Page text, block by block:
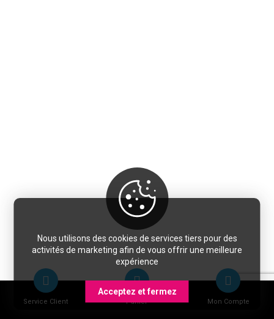
Service Client Panier Mon Compte
Nous utilisons des cookies de services tiers pour des
activités de marketing afin de vous offrir une meilleure
expérience
Acceptez et fermez